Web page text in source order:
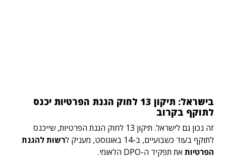
בישראל: תיקון 13 לחוק הגנת הפרטיות יכנס
לתוקף בקרוב
זה נכון גם לישראל. תיקון 13 לחוק הגנת הפרטיות, שייכנס
לתוקף בעוד כשבועיים, ב-14 באוגוסט, מעניק ל
רשות להגנת
הפרטיות את תפקיד ה-DPO הלאומי.